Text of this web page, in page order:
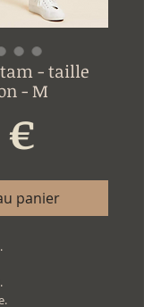
- taille
- M
panier